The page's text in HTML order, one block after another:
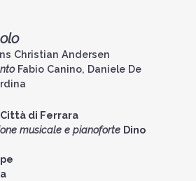
Christian Andersen
Fabio Canino, Daniele De
di Ferrara
musicale e pianoforte Dino